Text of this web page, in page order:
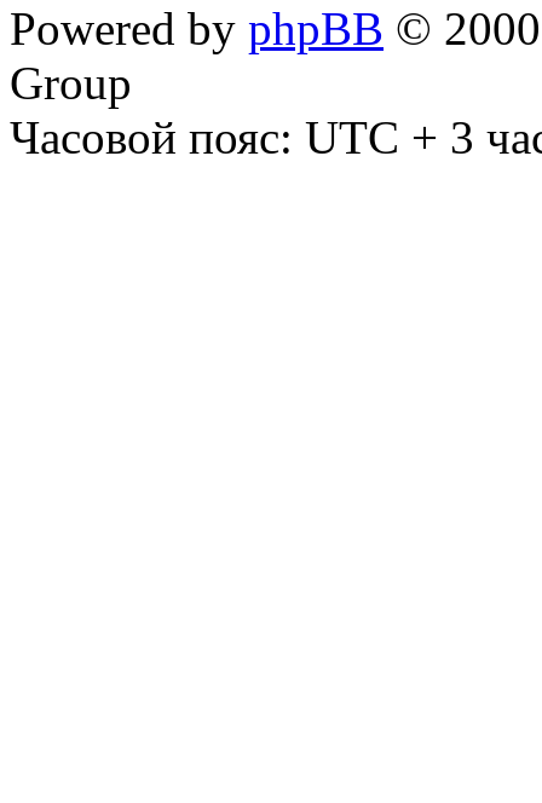
Powered by phpBB ©
Group
Часовой пояс: UTC + 3